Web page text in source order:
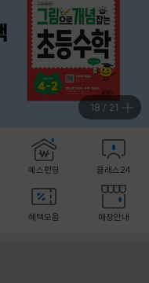
18 / 21
예스펀딩 클래스24
혜택모음 매장안내